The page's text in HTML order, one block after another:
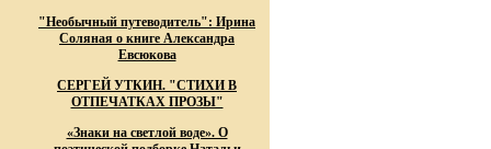
"Необычный путеводитель": Ирина
Соляная о книге Александра
Евсюкова
СЕРГЕЙ УТКИН. "СТИХИ В
ОТПЕЧАТКАХ ПРОЗЫ"
«Знаки на светлой воде». О